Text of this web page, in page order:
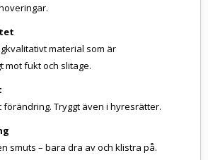
material som är
mot fukt och slitage.
Tryggt även i hyresrätter.
smuts – bara dra av och klistra på.